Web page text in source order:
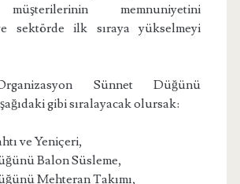
memnuniyetini
sektörde ilk sıraya yükselmeyi
Sünnet Düğünü
gibi sıralayacak olursak:
ve Yeniçeri,
Balon Süsleme,
Mehteran Takımı,